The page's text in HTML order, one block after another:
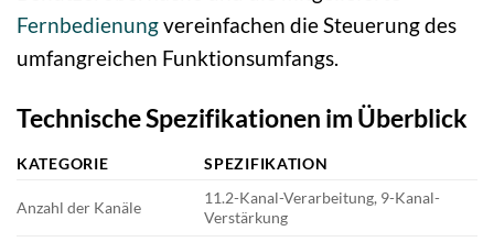
Fernbedienungvereinfachen die Steuerung des
umfangreichen Funktionsumfangs.
Technische Spezifikationen im Überblick
KATEGORIE SPEZIFIKATION
Anzahl der Kanäle
11.2-Kanal-Verarbeitung, 9-Kanal-
Verstärkung